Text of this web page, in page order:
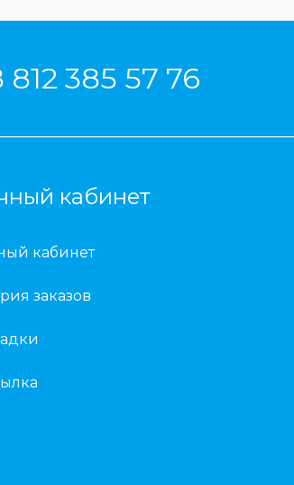
812 385 57 76
кабинет
кабинет
заказов